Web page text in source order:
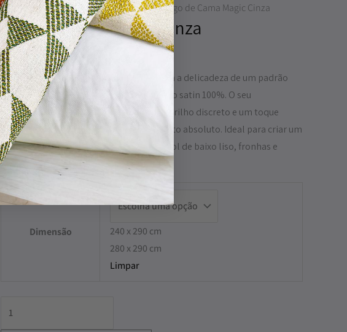
Início/Quarto/Conjuntos de Lençóis/ Jogo de Cama Magic Cinza
Jogo de Cama Magic Cinza
137,50€–156,50€
O Conjunto de Cama Magic Cinza combina a delicadeza de um padrão
floral subtil com a sofisticação do algodão satin 100%. O seu
acabamento acetinado proporciona um brilho discreto e um toque
extremamente macio, garantindo conforto absoluto. Ideal para criar um
ambiente calmo e requintado. Inclui lençol de baixo liso, fronhas e
lençol de cima floral.
Dimensão
240 x 290 cm
280 x 290 cm
Limpar